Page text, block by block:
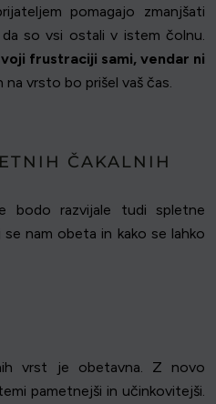
pomagajo zmanjšati
so vsi ostali v istem čolnu.
frustraciji sami, vendar ni
vrsto bo prišel vaš čas.
ČAKALNIH
bodo razvijale tudi spletne
nam obeta in kako se lahko
vrst je obetavna. Z novo
pametnejši in učinkovitejši.